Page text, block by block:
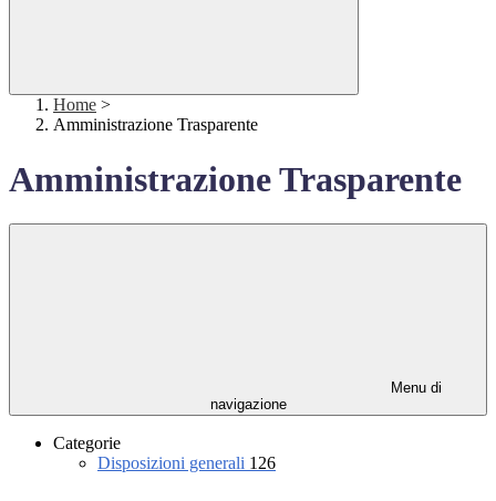
Home >
Amministrazione Trasparente
Amministrazione Trasparente
Menu di
navigazione
Categorie
Disposizioni generali 126